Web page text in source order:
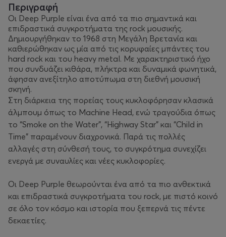
Περιγραφή
Οι Deep Purple είναι ένα από τα πιο σημαντικά και
επιδραστικά συγκροτήματα της rock μουσικής.
Δημιουργήθηκαν το 1968 στη Μεγάλη Βρετανία και
καθιερώθηκαν ως μία από τις κορυφαίες μπάντες του
hard rock και του heavy metal. Με χαρακτηριστικό ήχο
που συνδυάζει κιθάρα, πλήκτρα και δυναμικά φωνητικά,
άφησαν ανεξίτηλο αποτύπωμα στη διεθνή μουσική
σκηνή.
Στη διάρκεια της πορείας τους κυκλοφόρησαν κλασικά
άλμπουμ όπως το Machine Head, ενώ τραγούδια όπως
το “Smoke on the Water”, “Highway Star” και “Child in
Time” παραμένουν διαχρονικά. Παρά τις πολλές
αλλαγές στη σύνθεσή τους, το συγκρότημα συνεχίζει
ενεργά με συναυλίες και νέες κυκλοφορίες.
Οι Deep Purple θεωρούνται ένα από τα πιο ανθεκτικά
και επιδραστικά συγκροτήματα του rock, με πιστό κοινό
σε όλο τον κόσμο και ιστορία που ξεπερνά τις πέντε
δεκαετίες.